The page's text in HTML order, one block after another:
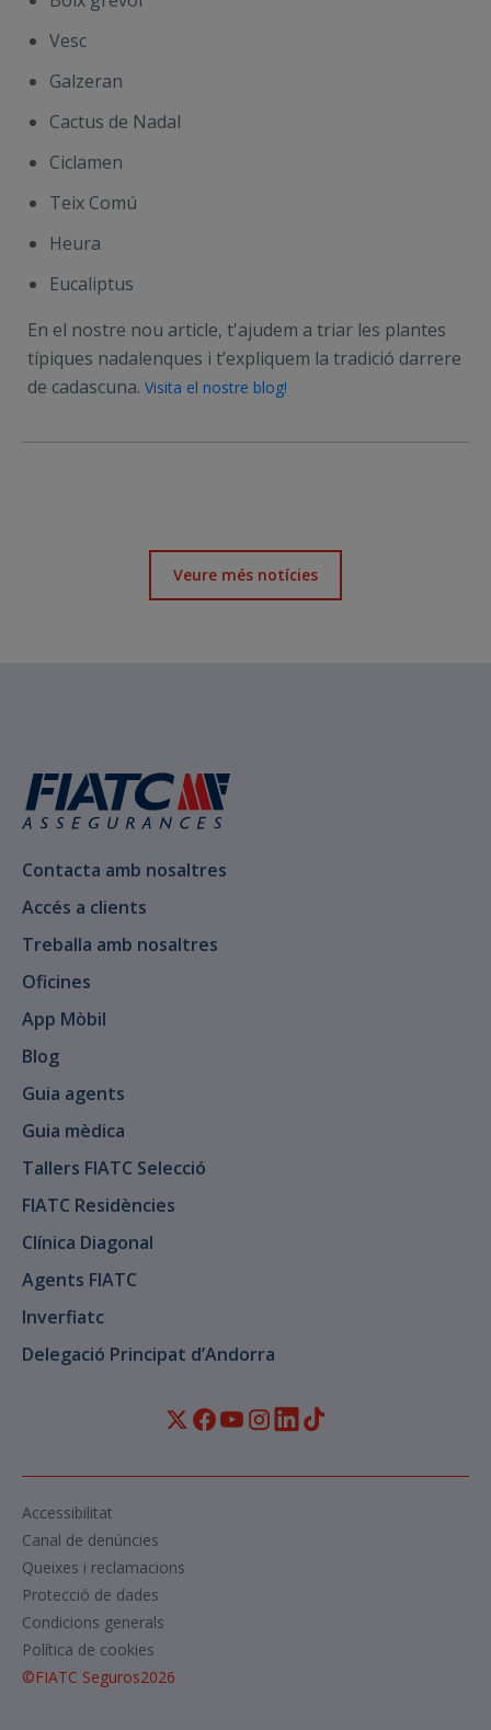
Vesc
Galzeran
Cactus de Nadal
Ciclamen
Teix Comú
Heura
Eucaliptus
En el nostre nou article, t'ajudem a triar les plantes
típiques nadalenques i t’expliquem la tradició darrere
de cadascuna. Visita el nostre blog!
Veure més notícies
Contacta amb nosaltres
Accés a clients
Treballa amb nosaltres
Oficines
App Mòbil
Blog
Guia agents
Guia mèdica
Tallers FIATC Selecció
FIATC Residències
Clínica Diagonal
Agents FIATC
Inverfiatc
Delegació Principat d’Andorra
©FIATC Seguros2026
Política de cookies
Condicions generals
Protecció de dades
Queixes i reclamacions
Canal de denúncies
Accessibilitat